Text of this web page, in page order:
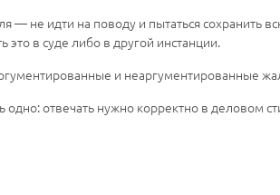
не идти на поводу и пытаться сохранить
в суде либо в другой инстанции.
и неаргументированные
одно: отвечать нужно корректно в деловом